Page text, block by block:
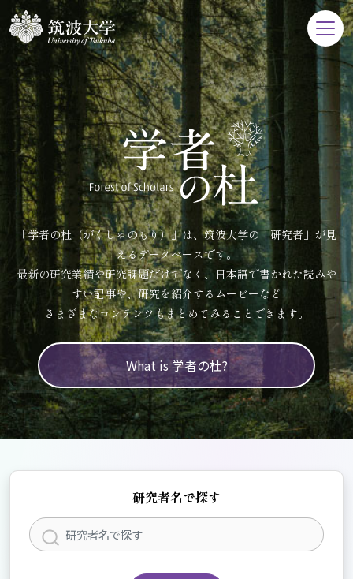
「学者の杜（がくしゃのもり）」は、筑波大学の「研究者」が見
えるデータベースです。
最新の研究業績や研究課題だけでなく、日本語で書かれた読みや
すい記事や、研究を紹介するムービーなど
さまざまなコンテンツもまとめてみることできます。
What is 学者の杜?
研究者名で探す